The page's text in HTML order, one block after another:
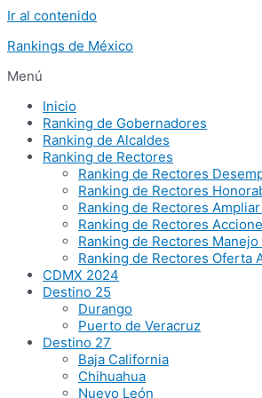
Ir al contenido
Rankings de México
Menú
Inicio
Ranking de Gobernadores
Ranking de Alcaldes
Ranking de Rectores
Ranking de Rectores
Ranking de Rectores
Ranking de Rectores
Ranking de Rectores
Ranking de Rectores
Ranking de Rectores Oferta
CDMX 2024
Destino 25
Durango
Puerto de Veracruz
Destino 27
Baja California
Chihuahua
Nuevo León